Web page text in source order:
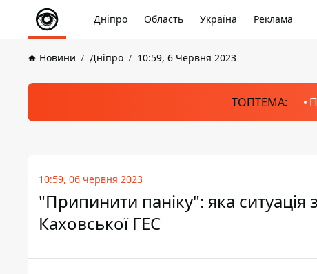
Дніпро Область Україна Реклама
Новини Дніпро 10:59, 6 Червня 2023
ТОПТЕМА:
10:59, 06 червня 2023
"Припинити паніку": яка ситуація
Каховської ГЕС